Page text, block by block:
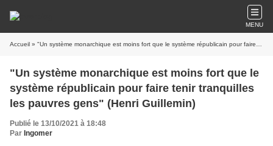
MENU
Accueil » "Un système monarchique est moins fort que le système républicain pour faire tenir tranquilles les pauvres gens" (Henri Guillemin)
"Un système monarchique est moins fort que le
système républicain pour faire tenir tranquilles
les pauvres gens" (Henri Guillemin)
Publié le 13/10/2021 à 18:48
Par Ingomer